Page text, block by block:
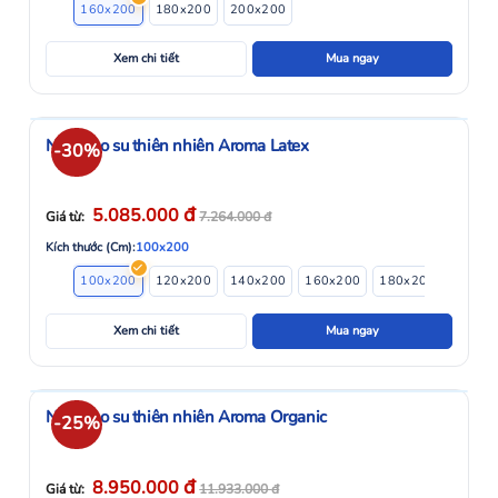
160x200 180x200 200x200
Xem chi tiết Mua ngay
-30%
Nệm cao su thiên nhiên Aroma Latex
Giá từ: 5.085.000đ7.264.000đ
Kích thước (Cm):100x200
100x200
120x200 140x200 160x200 180x200
Xem chi tiết Mua ngay
-25%
Nệm cao su thiên nhiên Aroma Organic
Giá từ: 8.950.000đ11.933.000đ